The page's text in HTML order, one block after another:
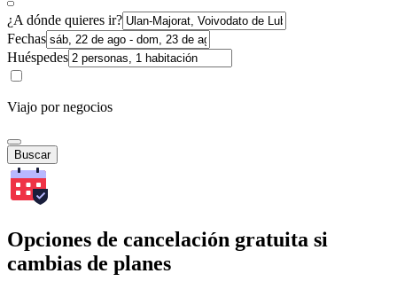
¿A dónde quieres ir?
Fechas
Huéspedes
Viajo por negocios
Buscar
Opciones de cancelación gratuita si
cambias de planes